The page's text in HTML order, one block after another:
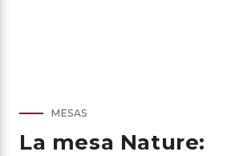
MESAS
La mesa Nature: